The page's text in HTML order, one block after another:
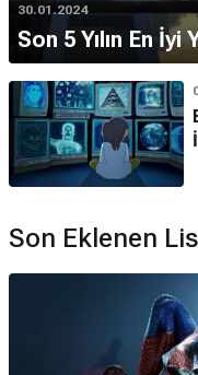
30.01.2024
Son 5 Yılın En
Son Eklenen